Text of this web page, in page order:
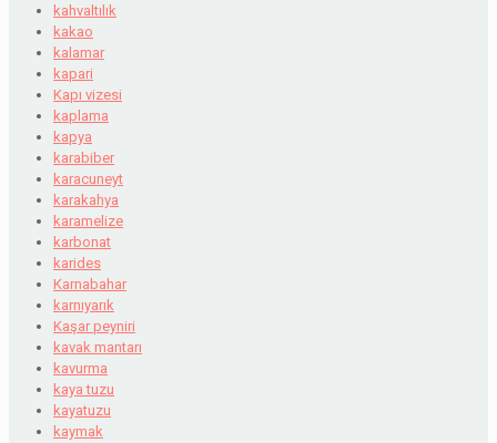
kahvaltılık
kakao
kalamar
kapari
Kapı vizesi
kaplama
kapya
karabiber
karacuneyt
karakahya
karamelize
karbonat
karides
Karnabahar
karnıyarık
Kaşar peyniri
kavak mantarı
kavurma
kaya tuzu
kayatuzu
kaymak